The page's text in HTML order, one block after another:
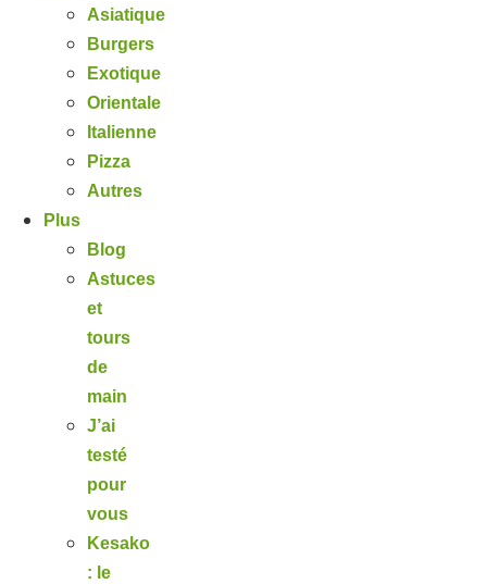
Asiatique
Burgers
Exotique
Orientale
Italienne
Pizza
Autres
Plus
Blog
Astuces
et
tours
de
main
J’ai
testé
pour
vous
Kesako
: le